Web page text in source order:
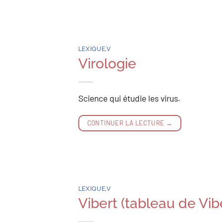
LEXIQUE V
Virologie
Science qui étudie les virus.
CONTINUER LA LECTURE →
LEXIQUE V
Vibert (tableau de